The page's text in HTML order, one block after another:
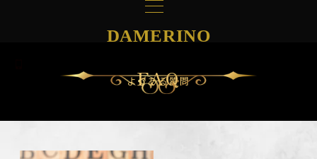
DAMERINO
FAQ
よくある質問